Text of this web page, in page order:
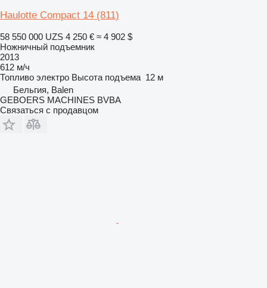
Haulotte Compact 14 (811)
58 550 000 UZS 4 250 € ≈ 4 902 $
Ножничный подъемник
2013
612 м/ч
Топливо электро Высота подъема 12 м
Бельгия, Balen
GEBOERS MACHINES BVBA
Связаться с продавцом